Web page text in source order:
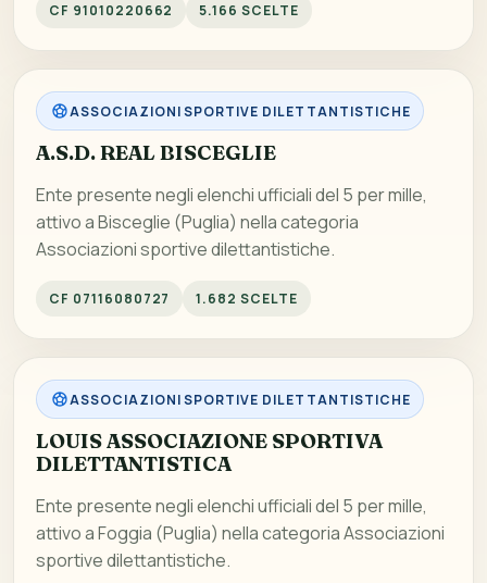
CF 91010220662 5.166 SCELTE
ASSOCIAZIONI SPORTIVE DILETTANTISTICHE
A.S.D. REAL BISCEGLIE
Ente presente negli elenchi ufficiali del 5 per mille,
attivo a Bisceglie (Puglia) nella categoria
Associazioni sportive dilettantistiche.
CF 07116080727 1.682 SCELTE
ASSOCIAZIONI SPORTIVE DILETTANTISTICHE
LOUIS ASSOCIAZIONE SPORTIVA
DILETTANTISTICA
Ente presente negli elenchi ufficiali del 5 per mille,
attivo a Foggia (Puglia) nella categoria Associazioni
sportive dilettantistiche.